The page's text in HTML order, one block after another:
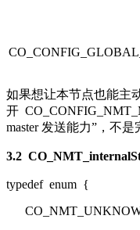
如果想让本节点也能主
开
master 发送能力”，不是
3.2
typedef enum {